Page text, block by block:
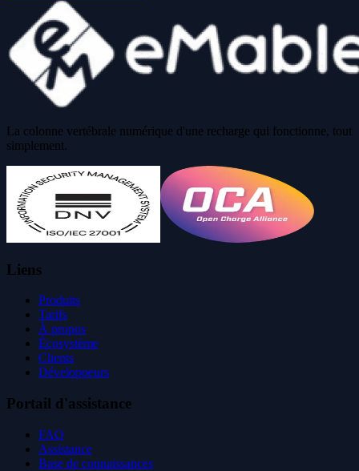
La colonne vertébrale numérique d'une recharge qui fonctionne, tout
simplement.
Liens
Produits
Tarifs
À propos
Écosystème
Clients
Développeurs
Portail d'assistance
FAQ
Assistance
Base de connaissances